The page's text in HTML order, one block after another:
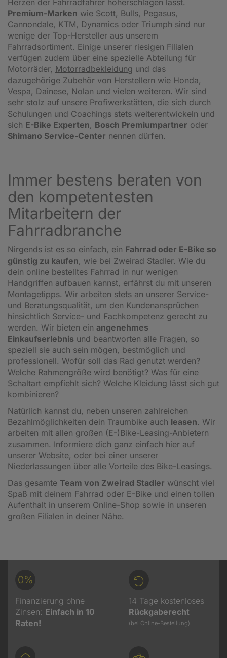
Premium-Marken wie Scott, Bulls, Pegasus,
Cannondale, KTM, Dynamics oder Triumph sind nur
wenige der Top-Hersteller aus unserem
Fahrradsortiment. Einige unserer riesigen Filialen
verfügen zudem über eine spezielle Abteilung für
Motorräder, Motorradbekleidung und das
dazugehörige Zubehör von Herstellern wie Honda,
Vespa, Dainese, Nolan und vielen weiteren. Wir sind
sehr stolz auf unsere Profiwerkstätten, die sich durch
Schulungen und Coachings stets weiterentwickeln und
sich E-Bike Experten, Bosch Premiumpartner oder
Shimano Service-Center nennen dürfen.
Immer bestens beraten von
den kompetentesten
Mitarbeitern der
Fahrradbranche
Nirgends ist es so einfach, ein Fahrrad oder E-Bike so
günstig zu kaufen, wie bei Zweirad Stadler. Wie du
dein online bestelltes Fahrrad in nur wenigen
Handgriffen aufbauen kannst, erfährst du mit unseren
Montagetipps. Wir arbeiten stets an unserer Service-
und Beratungsqualität, um den Kundenansprüchen
hinsichtlich Service- und Fachkompetenz gerecht zu
werden. Wir bieten ein angenehmes
Einkaufserlebnis und beantworten alle Fragen, so
speziell sie auch sein mögen, bestmöglich und
professionell. Wofür soll das Rad genutzt werden?
Welche Rahmengröße wird benötigt? Was für eine
Schaltart empfiehlt sich? Welche Kleidung lässt sich gut
kombinieren?
Natürlich kannst du, neben unseren zahlreichen
Bezahlmöglichkeiten dein Traumbike auch leasen. Wir
arbeiten mit allen großen (E-)Bike-Leasing-Anbietern
zusammen. Informiere dich ganz einfach hier auf
unserer Website, oder bei einer unserer
Niederlassungen über alle Vorteile des Bike-Leasings.
Das gesamte Team von Zweirad Stadler wünscht viel
Spaß mit deinem Fahrrad oder E-Bike und einen tollen
Aufenthalt in unserem Online-Shop sowie in unseren
großen Filialen in deiner Nähe.
0%
Finanzierung ohne
Zinsen: Einfach in 10
Raten!
14 Tage kostenloses
Rückgaberecht
(bei Online-Bestellung)